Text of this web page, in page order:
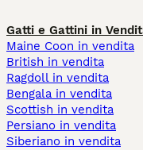
Gatti e Gattini in
Maine Coon in vendita
British in vendita
Ragdoll in vendita
Bengala in vendita
Scottish in vendita
Persiano in vendita
Siberiano in vendita